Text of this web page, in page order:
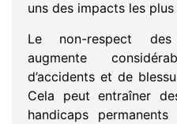
uns des impacts les
Le non-respect des
augmente
d’accidents et de
Cela peut entraîner
handicaps